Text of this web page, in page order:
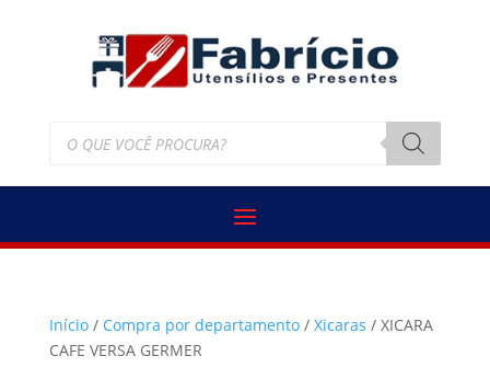
produtos
Início/ Compra por departamento/ Xicaras / XICARA
CAFE VERSA GERMER